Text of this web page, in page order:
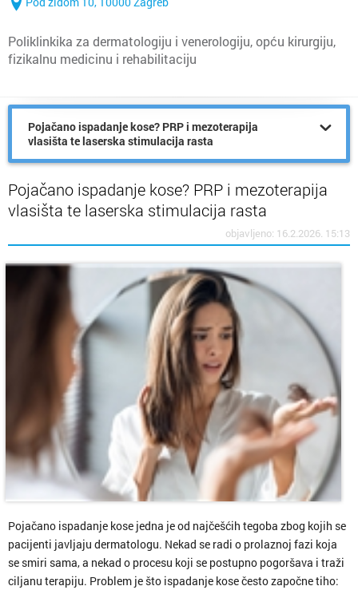
Poliklinkika za dermatologiju i venerologiju, opću kirurgiju,
fizikalnu medicinu i rehabilitaciju
Pojačano ispadanje kose? PRP i mezoterapija
vlasišta te laserska stimulacija rasta
Pojačano ispadanje kose? PRP i mezoterapija
vlasišta te laserska stimulacija rasta
objavljeno: 16.2.2026. 15:13
Pojačano ispadanje kose jedna je od najčešćih tegoba zbog kojih se
pacijenti javljaju dermatologu. Nekad se radi o prolaznoj fazi koja
se smiri sama, a nekad o procesu koji se postupno pogoršava i traži
ciljanu terapiju. Problem je što ispadanje kose često započne tiho: